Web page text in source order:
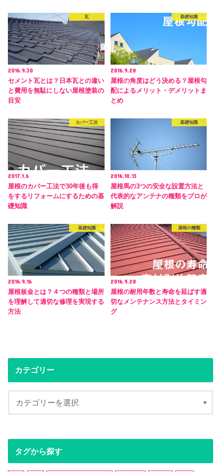
瓦
2016.9.30
セメント瓦とは？日本瓦との違い
と費用を無駄にしない屋根塗装の
目安
基礎知識
2016.9.28
屋根の角度はどう決める？屋根勾
配によるメリット・デメリットま
とめ
カバー工法
2017.1.6
屋根のカバー工法で30年後も得
をするリフォームにするための基
礎知識
基礎知識
2016.10.13
屋根馬の3つの安全な設置方法と
代表的なアンテナの種類をプロが
解説
基礎知識
2016.9.16
屋根板金とは？４つの種類と場所
を理解して適切な修理を実現する
方法
屋根の種類
2016.9.28
屋根の耐用年数と寿命を延ばす適
切なメンテナンス方法とタイミン
グ
カテゴリー
タグから探す